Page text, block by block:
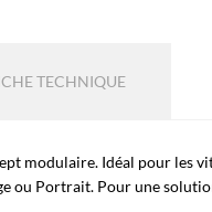
TECHNIQUE
modulaire. Idéal pour les
ou Portrait. Pour une